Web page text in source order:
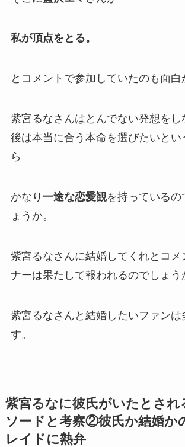
私が頂点をとる。
とコメントで参加していたのも面白
紫宮るなさんは とんでない発想をし
後は本当に合う 本命を選びたい と
ら
かなり 一途な恋愛観を持っているの
ょうか。
紫宮るなさんに結婚してくれとコメ
ナーは果たして報われるのでしょ
紫宮るなさんと結婚したいファンは
す。
紫宮るなに彼氏がいたとされ
ソードと考察②彼氏か結婚か
レイドに熱弁